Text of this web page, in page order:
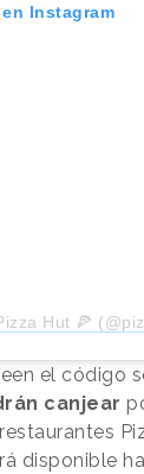
Instagram
Hut 🍕
el código
canjear
disponible